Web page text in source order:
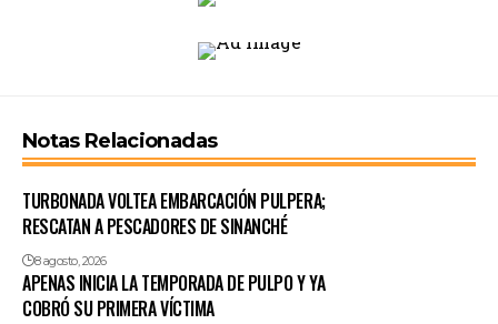
Notas Relacionadas
TURBONADA VOLTEA EMBARCACIÓN PULPERA;
RESCATAN A PESCADORES DE SINANCHÉ
8 agosto, 2026
APENAS INICIA LA TEMPORADA DE PULPO Y YA
COBRÓ SU PRIMERA VÍCTIMA